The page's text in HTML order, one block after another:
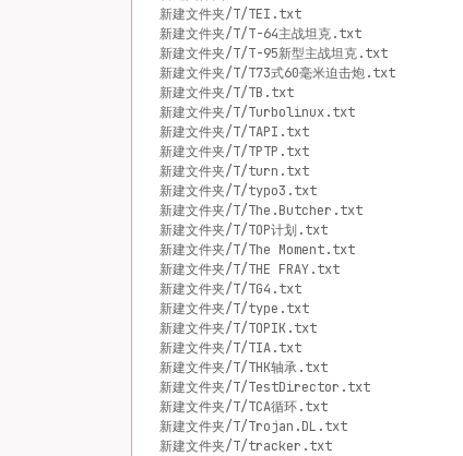
新建文件夹/T/TEI.txt
新建文件夹/T/T-64主战坦克.txt
新建文件夹/T/T-95新型主战坦克.txt
新建文件夹/T/T73式60毫米迫击炮.txt
新建文件夹/T/TB.txt
新建文件夹/T/Turbolinux.txt
新建文件夹/T/TAPI.txt
新建文件夹/T/TPTP.txt
新建文件夹/T/turn.txt
新建文件夹/T/typo3.txt
新建文件夹/T/The.Butcher.txt
新建文件夹/T/TOP计划.txt
新建文件夹/T/The Moment.txt
新建文件夹/T/THE FRAY.txt
新建文件夹/T/TG4.txt
新建文件夹/T/type.txt
新建文件夹/T/TOPIK.txt
新建文件夹/T/TIA.txt
新建文件夹/T/THK轴承.txt
新建文件夹/T/TestDirector.txt
新建文件夹/T/TCA循环.txt
新建文件夹/T/Trojan.DL.txt
新建文件夹/T/tracker.txt